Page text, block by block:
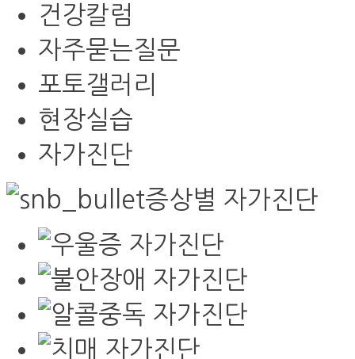
건강칼럼
자주묻는질문
포토갤러리
현장실습
자가진단
증상별 자가진단